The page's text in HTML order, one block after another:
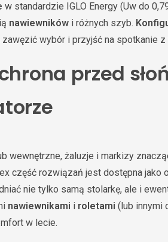
w standardzie IGLO Energy (Uw do
nawiewników i różnych szyb.
zawęzić wybór i przyjść na spotkanie
przed
wewnętrzne, żaluzje i markizy
część rozwiązań jest dostępna jako
nie tylko samą stolarkę, ale i
nawiewnikami i roletami (lub innymi
w lecie.